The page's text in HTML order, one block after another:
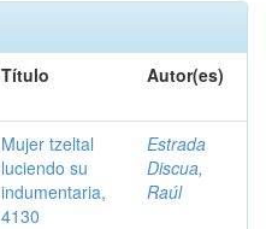
Título Autor(es)
Mujer tzeltal
luciendo su
indumentaria,
4130
Estrada
Discua,
Raúl